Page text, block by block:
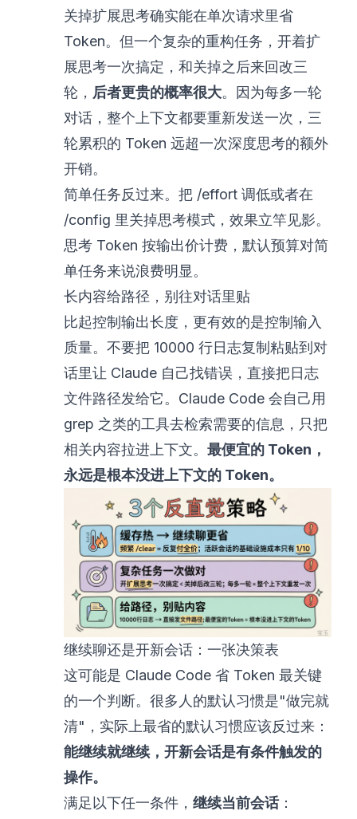
关掉扩展思考确实能在单次请求里省
Token。但一个复杂的重构任务，开着扩
展思考一次搞定，和关掉之后来回改三
轮， 后者更贵的概率很大。因为每多一轮
对话，整个上下文都要重新发送一次，三
轮累积的 Token 远超一次深度思考的额外
开销。
简单任务反过来。把 /effort 调低或者在
/config 里关掉思考模式，效果立竿见影。
思考 Token 按输出价计费，默认预算对简
单任务来说浪费明显。
长内容给路径，别往对话里贴
比起控制输出长度，更有效的是控制输入
质量。不要把 10000 行日志复制粘贴到对
话里让 Claude 自己找错误，直接把日志
文件路径发给它。Claude Code 会自己用
grep 之类的工具去检索需要的信息，只把
相关内容拉进上下文。 最便宜的 Token，
永远是根本没进上下文的 Token。
继续聊还是开新会话：一张决策表
这可能是 Claude Code 省 Token 最关键
的一个判断。很多人的默认习惯是"做完就
清"，实际上最省的默认习惯应该反过来：
能继续就继续，开新会话是有条件触发的
操作。
满足以下任一条件， 继续当前会话：